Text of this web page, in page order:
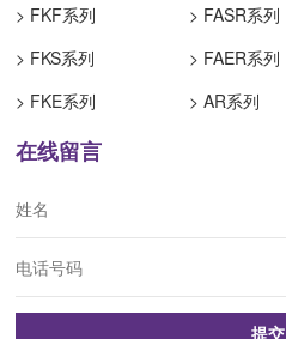
> FKF系列
> FKS系列
> FKE系列
> FASR系列
> FAER系列
> AR系列
在线留言
提交